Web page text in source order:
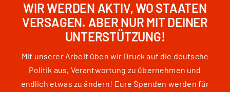
WIR WERDEN AKTIV, WO STAATEN
VERSAGEN. ABER NUR MIT DEINER
UNTERSTÜTZUNG!
Mit unserer Arbeit üben wir Druck auf die deutsche
Politik aus, Verantwortung zu übernehmen und
endlich etwas zu ändern! Eure Spenden werden für